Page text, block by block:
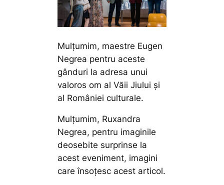
Mulțumim, maestre Eugen
Negrea pentru aceste
gânduri la adresa unui
valoros om al Văii Jiului și
al României culturale.
Mulțumim, Ruxandra
Negrea, pentru imaginile
deosebite surprinse la
acest eveniment, imagini
care însoțesc acest articol.